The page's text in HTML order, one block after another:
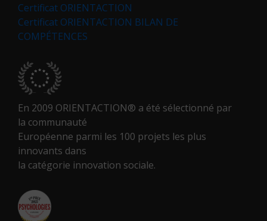
Certificat ORIENTACTION
Certificat ORIENTACTION BILAN DE
COMPÉTENCES
En 2009 ORIENTACTION® a été sélectionné par
la communauté
Européenne parmi les 100 projets les plus
innovants dans
la catégorie innovation sociale.